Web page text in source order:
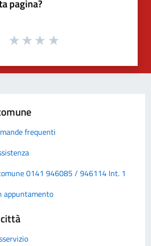
pagina?
frequenti
0141 946085 / 946114 Int. 1
appuntamento